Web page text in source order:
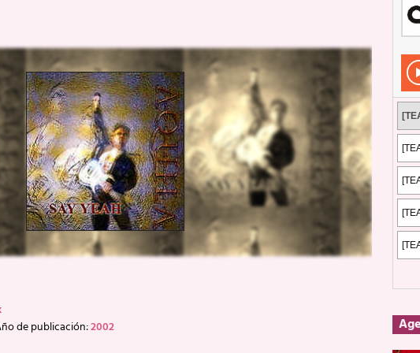
] Fito & Fitipaldis: 2 de mayo de 2026 en Fuengirola
FOTOS
] Fito & Fitipaldis: Su ‘aullido’ retumbó ferozmente en Fuengirola.
REPORTAJES
Florent Gorges: La historia de Nintendo Vol. 2 PUBLICACIONES
de publicación:2002